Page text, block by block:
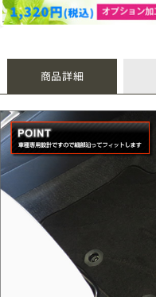
商品詳細